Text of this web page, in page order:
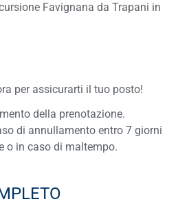
Favignana da Trapani in
per assicurarti il tuo posto!
della prenotazione.
di annullamento entro 7 giorni
o in caso di maltempo.